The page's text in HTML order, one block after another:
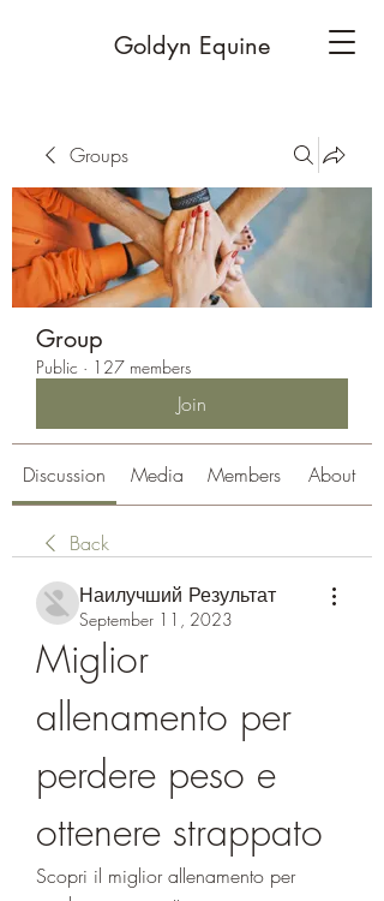
Goldyn Equine
Groups
Group
Public · 127 members
Join
Discussion Media Members About
Back
Наилучший Результат
September 11, 2023
Miglior
allenamento per
perdere peso e
ottenere strappato
Scopri il miglior allenamento per